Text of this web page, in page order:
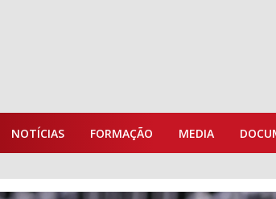
NOTÍCIAS FORMAÇÃO MEDIA